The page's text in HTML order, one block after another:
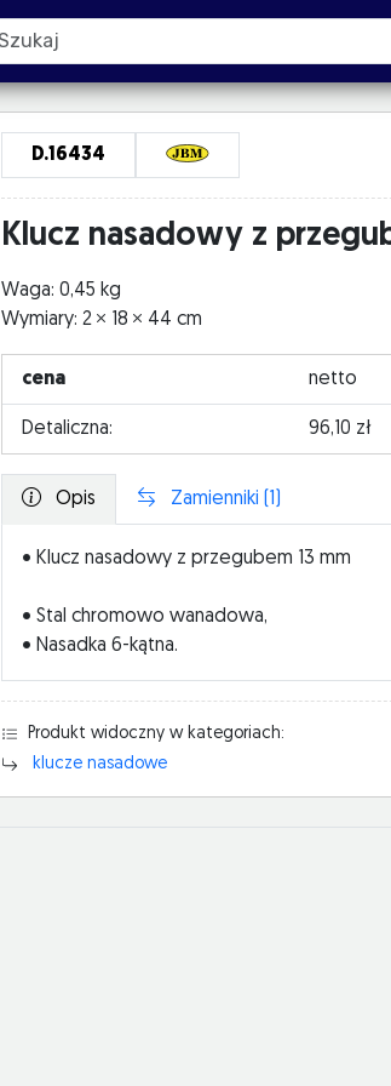
D.16434
Klucz nasadowy z
Waga: 0,45 kg
Wymiary: 2
18 44 cm
cena netto
Detaliczna: 96,10 zł
Opis Zamienniki (1)
• Klucz nasadowy z przegubem 13 mm
• Stal chromowo wanadowa,
• Nasadka 6-kątna.
Produkt widoczny w kategoriach:
klucze nasadowe